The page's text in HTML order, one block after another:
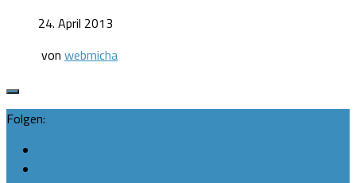
24. April 2013
von webmicha
Folgen: